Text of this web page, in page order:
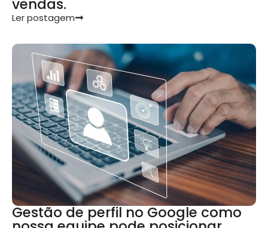
vendas.
Ler postagem
Gestão de perfil no Google como